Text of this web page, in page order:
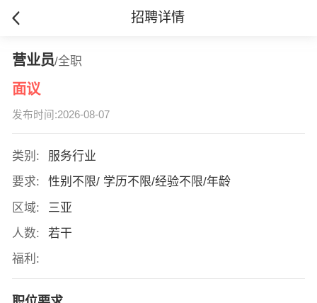
招聘详情
营业员/全职
面议
发布时间:2026-08-07
类别:
服务行业
要求:
性别不限/ 学历不限/经验不限/年龄
区域:
三亚
人数:
若干
福利: